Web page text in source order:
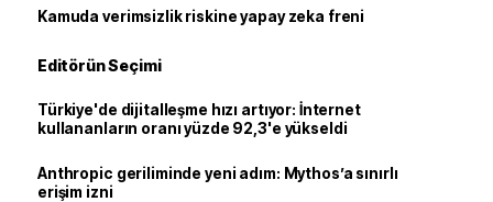
Kamuda verimsizlik riskine yapay zeka freni
Editörün Seçimi
Türkiye'de dijitalleşme hızı artıyor: İnternet
kullananların oranı yüzde 92,3'e yükseldi
Anthropic geriliminde yeni adım: Mythos’a sınırlı
erişim izni